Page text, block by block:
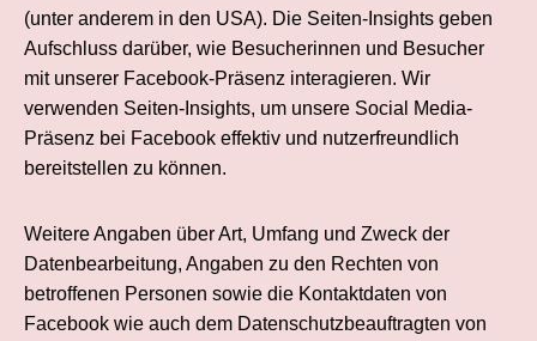
(unter anderem in den USA). Die Seiten-Insights geben
Aufschluss darüber, wie Besucherinnen und Besucher
mit unserer Facebook-Präsenz interagieren. Wir
verwenden Seiten-Insights, um unsere Social Media-
Präsenz bei Facebook effektiv und nutzerfreundlich
bereitstellen zu können.
Weitere Angaben über Art, Umfang und Zweck der
Datenbearbeitung, Angaben zu den Rechten von
betroffenen Personen sowie die Kontaktdaten von
Facebook wie auch dem Datenschutzbeauftragten von